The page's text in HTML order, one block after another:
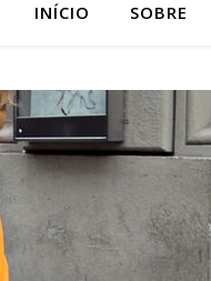
INÍCIO SOBRE